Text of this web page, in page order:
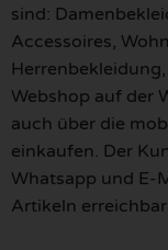
sind:
Accessoires,
Webshop auf der
auch über die
einkaufen. Der
Whatsapp und E-
Artikeln